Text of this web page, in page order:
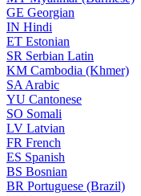
GE Georgian
IN Hindi
ET Estonian
SR Serbian Latin
KM Cambodia (Khmer)
SA Arabic
YU Cantonese
SO Somali
LV Latvian
FR French
ES Spanish
BS Bosnian
BR Portuguese (Brazil)